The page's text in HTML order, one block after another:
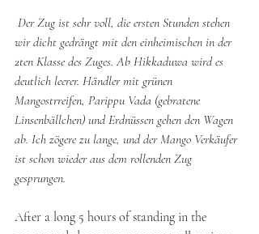
wir dicht gedrängt mit den einheimischen in der
2ten Klasse des Zuges. Ab Hikkaduwa wird es
deutlich leerer. Händler mit grünen
Mangostrreifen, Parippu Vada (gebratene
Linsenbällchen) und Erdnüssen gehen den Wagen
ab. Ich zögere zu lange, und der Mango Verkäufer
ist schon wieder aus dem rollenden Zug
gesprungen.
After a long 5 hours of standing in the